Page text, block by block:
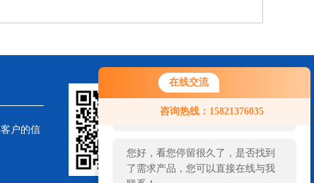
在线交流
咨询热线：15821376035
您好！欢迎前来咨询，很高兴为您
服务，请问您要咨询什么问题呢？
您好，看您停留很久了，是否找到
了需求产品，您可以直接在线与我
户的信